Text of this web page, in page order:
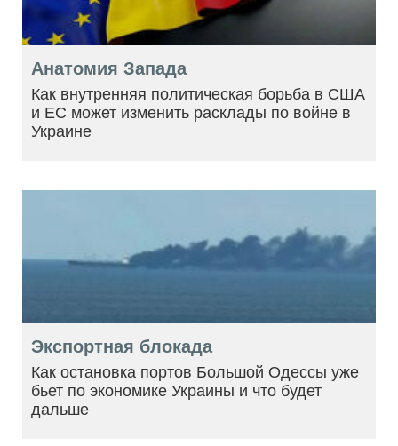
Анатомия Запада
Как внутренняя политическая борьба в США
и ЕС может изменить расклады по войне в
Украине
Экспортная блокада
Как остановка портов Большой Одессы уже
бьет по экономике Украины и что будет
дальше